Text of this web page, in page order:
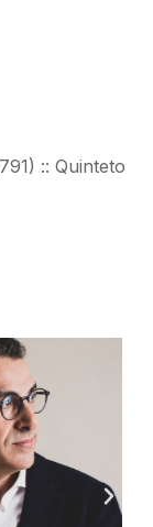
:: Quinteto